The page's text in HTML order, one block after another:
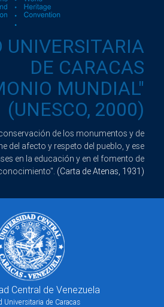
UNIVERSITARIA
DE CARACAS
MUNDIAL"
(UNESCO, 2000)
de los monumentos y de
del afecto y respeto del pueblo, y ese
en la educación y en el fomento de
(Carta de Atenas, 1931)
Central de Venezuela
Universitaria de Caracas